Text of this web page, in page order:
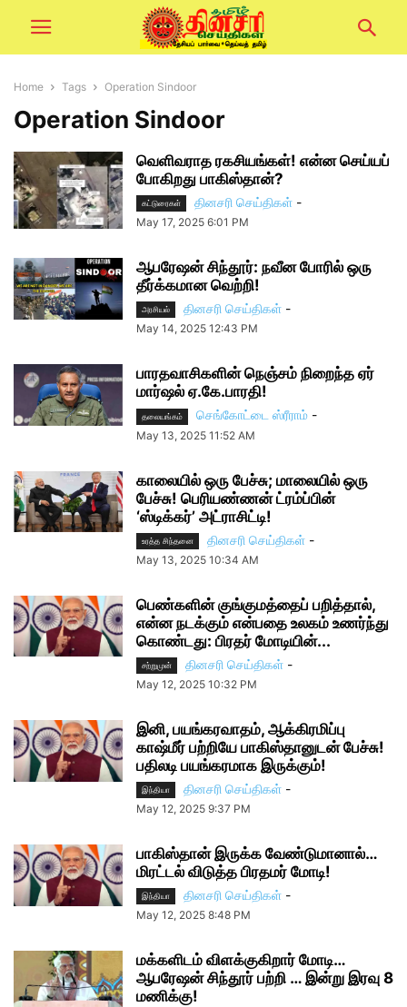
Home Tags Operation Sindoor
Operation Sindoor
வெளிவராத ரகசியங்கள்! என்ன செய்யப்
போகிறது பாகிஸ்தான்?
கட்டுரைகள் தினசரி செய்திகள் -
May 17, 2025 6:01 PM
ஆபரேஷன் சிந்தூர்: நவீன போரில் ஒரு
தீர்க்கமான வெற்றி!
அரசியல் தினசரி செய்திகள் -
May 14, 2025 12:43 PM
பாரதவாசிகளின் நெஞ்சம் நிறைந்த ஏர்
மார்ஷல் ஏ.கே.பாரதி!
தலையங்கம் செங்கோட்டை ஸ்ரீராம் -
May 13, 2025 11:52 AM
காலையில் ஒரு பேச்சு; மாலையில் ஒரு
பேச்சு! பெரியண்ணன் ட்ரம்ப்பின்
‘ஸ்டிக்கர்’ அட்ராசிட்டி!
உரத்த சிந்தனை தினசரி செய்திகள் -
May 13, 2025 10:34 AM
பெண்களின் குங்குமத்தைப் பறித்தால்,
என்ன நடக்கும் என்பதை உலகம் உணர்ந்து
கொண்டது: பிரதர் மோடியின்...
சற்றுமுன் தினசரி செய்திகள் -
May 12, 2025 10:32 PM
இனி, பயங்கரவாதம், ஆக்கிரமிப்பு
காஷ்மீர் பற்றியே பாகிஸ்தானுடன் பேச்சு!
பதிலடி பயங்கரமாக இருக்கும்!
இந்தியா தினசரி செய்திகள் -
May 12, 2025 9:37 PM
பாகிஸ்தான் இருக்க வேண்டுமானால்…
மிரட்டல் விடுத்த பிரதமர் மோடி!
இந்தியா தினசரி செய்திகள் -
May 12, 2025 8:48 PM
மக்களிடம் விளக்குகிறார் மோடி…
ஆபரேஷன் சிந்தூர் பற்றி … இன்று இரவு 8
மணிக்கு!